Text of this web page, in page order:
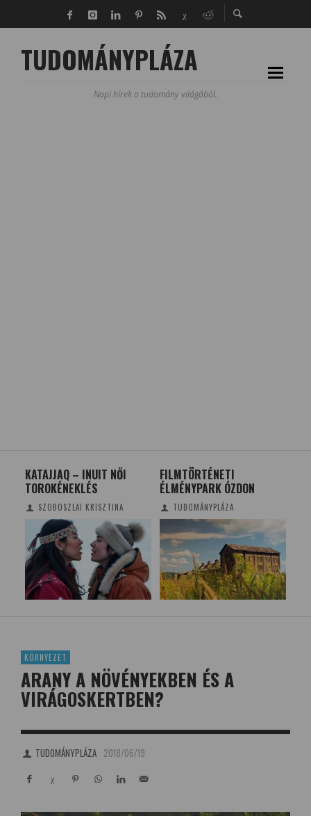
TUDOMÁNYPLÁZA
Napi hírek a tudomány világából.
KATAJJAQ – INUIT NŐI
TOROKÉNEKLÉS
SZOBOSZLAI KRISZTINA
FILMTÖRTÉNETI
ÉLMÉNYPARK ÓZDON
TUDOMÁNYPLÁZA
KÖRNYEZET
ARANY A NÖVÉNYEKBEN ÉS A
VIRÁGOSKERTBEN?
TUDOMÁNYPLÁZA 2018/06/19